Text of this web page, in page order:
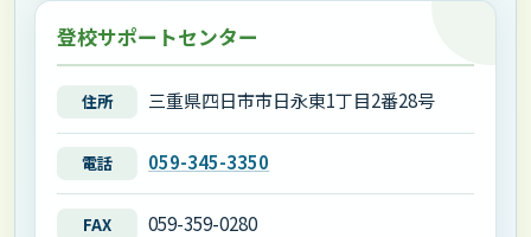
登校サポートセンター
住所 三重県四日市市日永東1丁目2番28号
電話 059-345-3350
FAX 059-359-0280